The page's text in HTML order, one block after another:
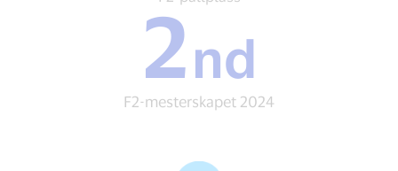
F2-
mesterskapet
2024
2nd
F2-mesterskapet 2024